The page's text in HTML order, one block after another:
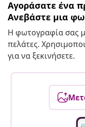
Αγοράσατε ένα
Ανεβάστε μια
Η φωτογραφία σας
πελάτες.
για να ξεκινήσετε.